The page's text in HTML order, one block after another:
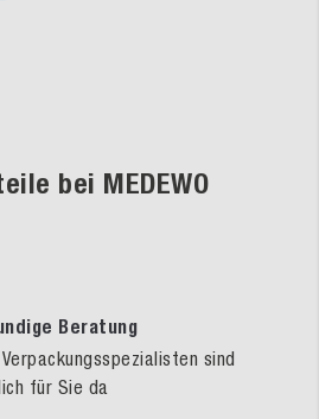
bei MEDEWO
Beratung
sind
für Sie da